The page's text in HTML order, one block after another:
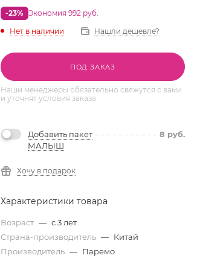
-23% Экономия 992 руб.
Нет в наличии
Нашли дешевле?
ПОД ЗАКАЗ
Наши менеджеры обязательно свяжутся с вами
и уточнят условия заказа
Добавить пакет
МАЛЫШ
8 руб.
Хочу в подарок
Характеристики товара
Возраст — с 3 лет
Страна-производитель — Китай
Производитель — Паремо